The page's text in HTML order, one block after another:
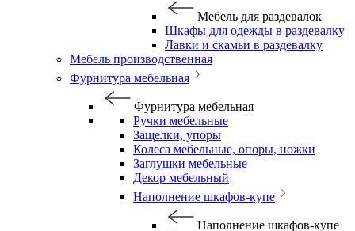
Мебель для раздевалок
Шкафы для одежды в раздевалку
Лавки и скамьи в раздевалку
Мебель производственная
Фурнитура мебельная
Фурнитура мебельная
Ручки мебельные
Защелки, упоры
Колеса мебельные, опоры, ножки
Заглушки мебельные
Декор мебельный
Наполнение шкафов-купе
Наполнение шкафов-купе